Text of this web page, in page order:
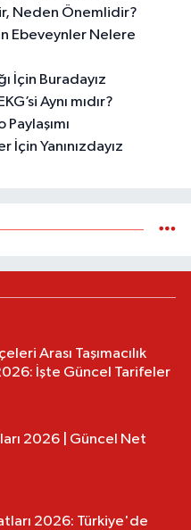
Neden Önemlidir?
Ebeveynler Nelere
İçin Buradayız
Aynı mıdır?
İçin Yanınızdayız
Arası Taşımacılık
İşte Güncel Tarifeler
2026 | Güncel Net
2026: Türkiye'de